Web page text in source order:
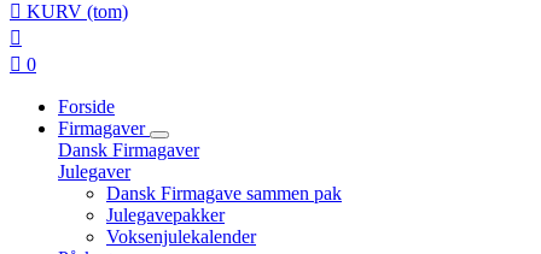
 KURV (tom)

 0
Forside
Firmagaver
Dansk Firmagaver
Julegaver
Dansk Firmagave sammen pak
Julegavepakker
Voksenjulekalender